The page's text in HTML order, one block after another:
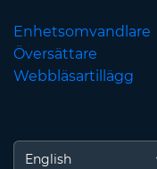
Enhetsomvandlare
Översättare
Webbläsartillägg
English